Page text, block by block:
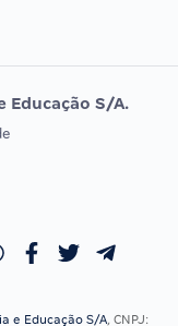
ORDEM
OAB
Educação S/A.
e Educação S/A, CNPJ: